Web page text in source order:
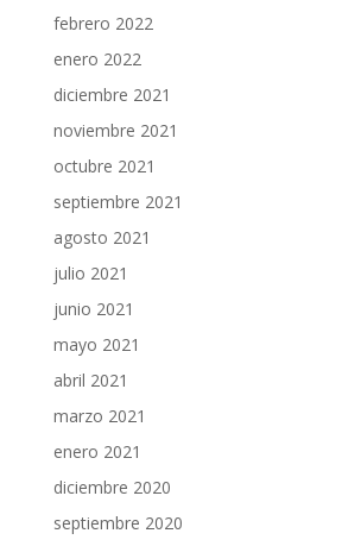
febrero 2022
enero 2022
diciembre 2021
noviembre 2021
octubre 2021
septiembre 2021
agosto 2021
julio 2021
junio 2021
mayo 2021
abril 2021
marzo 2021
enero 2021
diciembre 2020
septiembre 2020